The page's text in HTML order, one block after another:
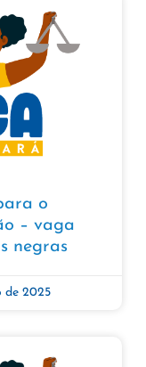
o
– vaga
negras
de 2025